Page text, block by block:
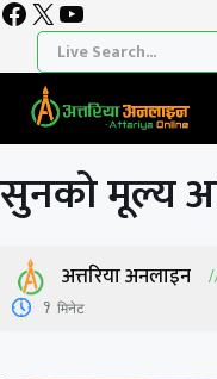
Skip
content
Facebook
X YouTube
सुनको मूल्य
अत्तरिया अनलाइन
1 मिनेट